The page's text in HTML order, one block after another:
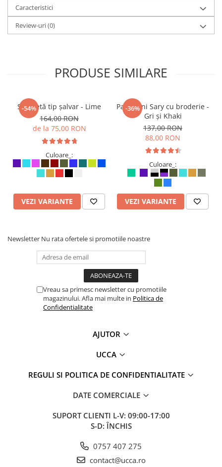
garderoba ta cu o piesă vestimentară care emana
stil și individualitate.
Caracteristici
Review-uri(0)
PRODUSE SIMILARE
-54%
Salopetă tip șalvar - Lime
164,00 RON
de la 75,00 RON
Culoare_:
VEZI VARIANTE
-36%
Pantaloni Sary cu broderie -
Gri și Khaki
137,00 RON
88,00 RON
Culoare_:
VEZI VARIANTE
Newsletter Nu rata ofertele si promotiile noastre
Vreau sa primesc newsletter cu promotiile
magazinului. Afla mai multe in Politica de
Confidentialitate
AJUTOR
UCCA
REGULI SI POLITICA DE CONFIDENTIALITATE
DATE COMERCIALE
SUPORT CLIENTI L-V: 09:00-17:00
S-D: ÎNCHIS
0757 407 275
contact@ucca.ro